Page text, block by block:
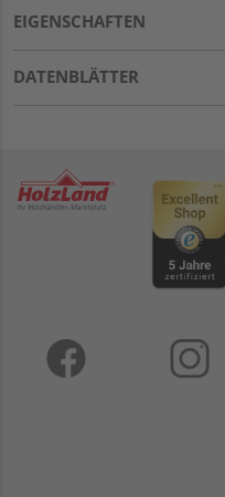
EIGENSCHAFTEN
DATENBLÄTTER